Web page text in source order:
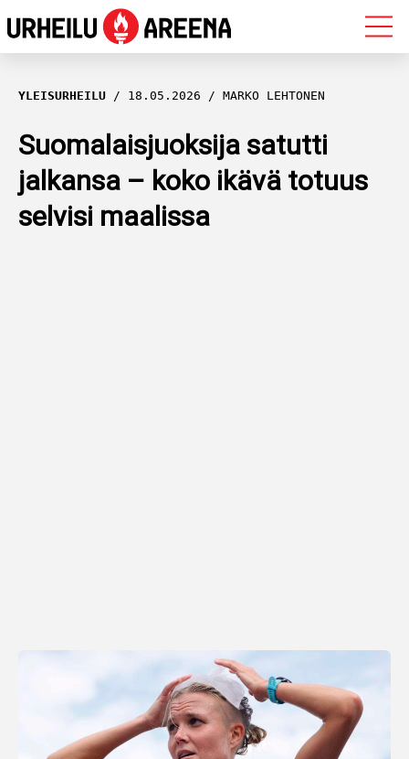
OLYMPIALAISET
MAASTOHIIHTO
AMPUMAHIIHTO
YLEISURHEILU
YLEISURHEILU 18.05.2026 MARKO LEHTONEN
Suomalaisjuoksija satutti
jalkansa – koko ikävä totuus
selvisi maalissa